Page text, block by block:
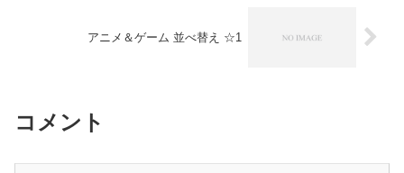
アニメ＆ゲーム 並べ替え ☆1
コメント